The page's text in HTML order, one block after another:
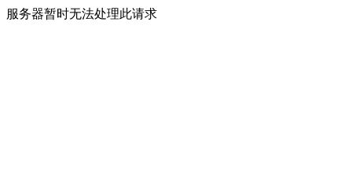
服务器暂时无法处理此请求